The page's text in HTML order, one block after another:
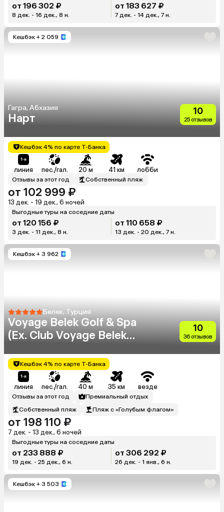
от 196 302 ₽
8 дек. - 16 дек., 8 н.
от 183 627 ₽
7 дек. - 14 дек., 7 н.
Кешбэк + 2 059
Гагра, Абхазия
Нарт
10
25 отзывов
Кешбэк 4% по карте Т-Банка
линия пес./гал. 20 м 41 км лобби
Отзывы за этот год Собственный пляж
от 102 999 ₽
13 дек. - 19 дек., 6 ночей
Выгодные туры на соседние даты
от 120 156 ₽
3 дек. - 11 дек., 8 н.
от 110 658 ₽
13 дек. - 20 дек., 7 н.
Кешбэк + 3 962
Белек, Турция
Voyage Belek Golf & Spa
(Ex. Club Voyage Belek
10
36 отзывов
Кешбэк 4% по карте Т-Банка
линия пес./гал. 40 м 35 км везде
Отзывы за этот год
Премиальный отдых
Собственный пляж
Пляж с «Голубым флагом»
от 198 110 ₽
7 дек. - 13 дек., 6 ночей
Выгодные туры на соседние даты
от 233 888 ₽
19 дек. - 25 дек., 6 н.
от 306 292 ₽
26 дек. - 1 янв., 6 н.
Кешбэк + 3 503